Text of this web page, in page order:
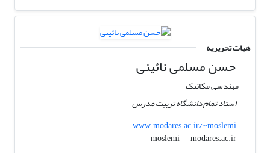
هیات تحریریه
حسن مسلمی نائینی
مهندسی مکانیک
استاد تمام دانشگاه تربیت مدرس
www.modares.ac.ir/~moslemi
moslemi
modares.ac.ir